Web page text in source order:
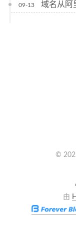
09-13 域名从阿
©
由